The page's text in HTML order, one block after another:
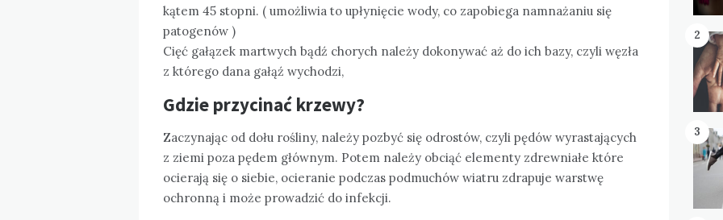
kątem 45 stopni. ( umożliwia to upłynięcie wody, co zapobiega namnażaniu się
patogenów )
Cięć gałązek martwych bądź chorych należy dokonywać aż do ich bazy, czyli węzła
z którego dana gałąź wychodzi,
Gdzie przycinać krzewy?
Zaczynając od dołu rośliny, należy pozbyć się odrostów, czyli pędów wyrastających
z ziemi poza pędem głównym. Potem należy obciąć elementy zdrewniałe które
ocierają się o siebie, ocieranie podczas podmuchów wiatru zdrapuje warstwę
ochronną i może prowadzić do infekcji.
2
3